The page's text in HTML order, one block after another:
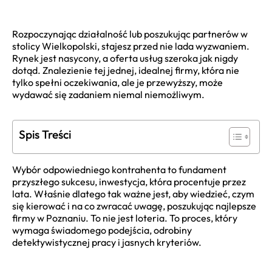
Rozpoczynając działalność lub poszukując partnerów w
stolicy Wielkopolski, stajesz przed nie lada wyzwaniem.
Rynek jest nasycony, a oferta usług szeroka jak nigdy
dotąd. Znalezienie tej jednej, idealnej firmy, która nie
tylko spełni oczekiwania, ale je przewyższy, może
wydawać się zadaniem niemal niemożliwym.
Spis Treści
Wybór odpowiedniego kontrahenta to fundament
przyszłego sukcesu, inwestycja, która procentuje przez
lata. Właśnie dlatego tak ważne jest, aby wiedzieć, czym
się kierować i na co zwracać uwagę, poszukując najlepsze
firmy w Poznaniu. To nie jest loteria. To proces, który
wymaga świadomego podejścia, odrobiny
detektywistycznej pracy i jasnych kryteriów.